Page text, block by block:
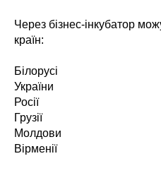
Через бізнес-інкубатор
країн:
Білорусі
України
Росії
Грузії
Молдови
Вірменії